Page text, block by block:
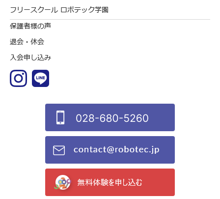
フリースクール ロボテック学園
保護者様の声
退会・休会
入会申し込み